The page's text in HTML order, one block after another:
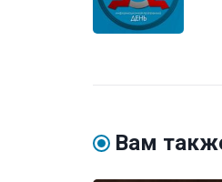
Вам